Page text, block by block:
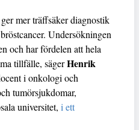
mer träffsäker diagnostik
Undersökningen
och har fördelen att hela
tillfälle, sägerHenrik
i onkologi och
tumörsjukdomar,
universitet, i ett